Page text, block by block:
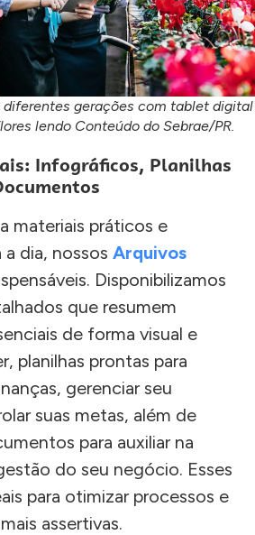
diferentes gerações com tablet digital
lendo Conteúdo do Sebrae/PR.
Infográficos, Planilhas
materiais práticos e
dia, nossos Arquivos
Disponibilizamos
que resumem
de forma visual e
planilhas prontas para
gerenciar seu
suas metas, além de
para auxiliar na
do seu negócio. Esses
para otimizar processos e
assertivas.